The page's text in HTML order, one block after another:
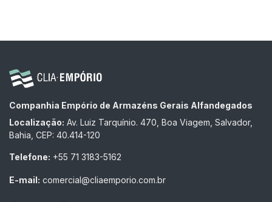
Companhia Empório de Armazéns Gerais Alfandegados
Localização: Av. Luiz Tarquínio. 470, Boa Viagem, Salvador,
Bahia, CEP: 40.414-120
Telefone: +55 71 3183-5162
E-mail: comercial@cliaemporio.com.br